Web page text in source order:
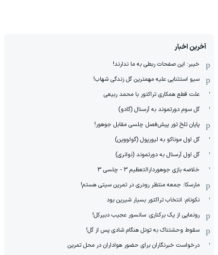
آخرین اخبار
خیبر: این صفحات ربطی به ما ندارند!
سیو استثنایی علیه مهمترین گل زندگی شهاب!
علت قطع همکاری تراکتور با محمد ربیعی
گل سوم دورتموند به آرسنال (گادو)
پایان تلخ تور پیش‌فصل چلسی مقابل جوهور!
گل اول موناکو به لیورپول (گولووین)
گل اول آرسنال به دورتموند (نوانری)
خلاصه بازی جوهوردارالتعظیم 3 - چلسی 3
مارسکا: جمعه منتظر رودری در تمرین سیتی هستم!
نکونام: انتخاب تراکتور بسیار شیرین بود
رونمایی از یک برکناری: سانسور عجیب دبیرکل!
سقوط وحشتناک به تونل هنگام شادی پس از گل!
درخواست خبرنگاران برای حضور هواداران در محل تمرین